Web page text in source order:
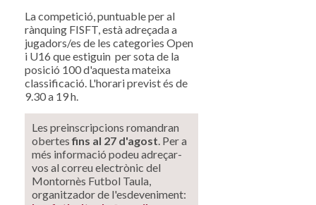
La competició, puntuable per al
rànquing FISFT, està adreçada a
jugadors/es de les categories Open
i U16 que estiguin per sota de la
posició 100 d'aquesta mateixa
classificació. L'horari previst és de
9.30 a 19 h.
Les preinscripcions romandran
obertesfins al 27 d'agost. Per a
més informació podeu adreçar-
vos al correu electrònic del
Montornès Futbol Taula,
organitzador de l'esdeveniment: